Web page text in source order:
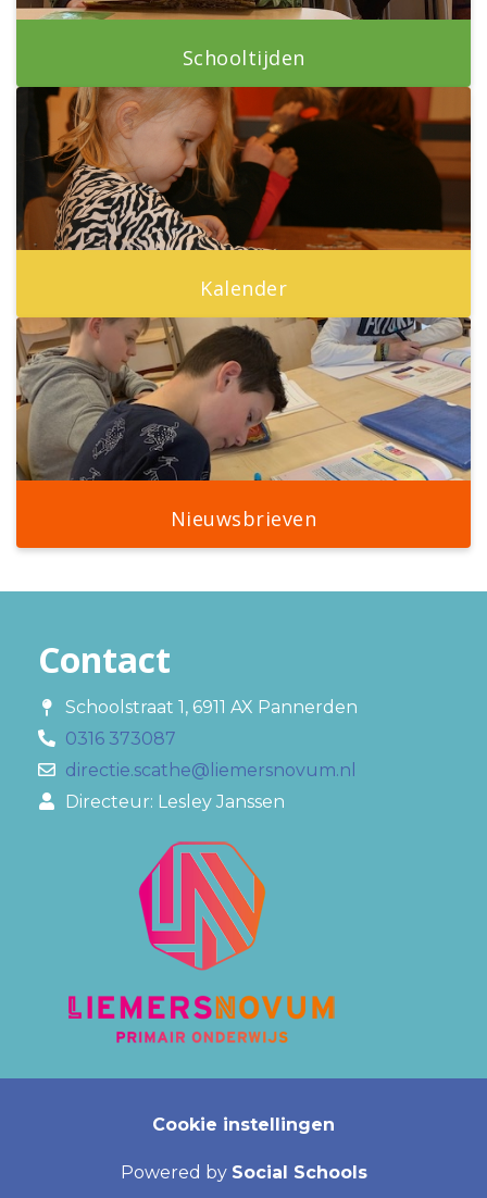
Schooltijden
Kalender
Nieuwsbrieven
Contact
Schoolstraat 1, 6911 AX Pannerden
0316 373087
directie.scathe@liemersnovum.nl
Directeur: Lesley Janssen
Cookie instellingen
Powered by Social Schools